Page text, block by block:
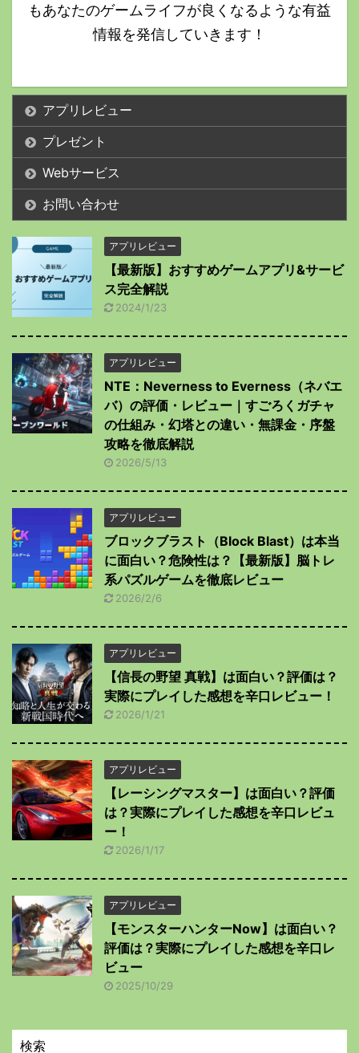
もあなたのゲームライフが良くなるような有益
情報を発信していきます！
アプリレビュー
プレゼント
Webサービス
お問い合わせ
アプリレビュー
【最新版】おすすめゲームアプリ&サービ
ス完全解説
2024/1/23
アプリレビュー
NTE：Neverness to Everness（ネバエ
バ）の評価・レビュー｜すごろくガチャ
の仕組み・幻塔との違い・無課金・序盤
攻略を徹底解説
2026/5/13
アプリレビュー
ブロックブラスト（Block Blast）は本当
に面白い？危険性は？【最新版】脳トレ
系パズルゲームを徹底レビュー
2026/2/6
アプリレビュー
【信長の野望 真戦】は面白い？評価は？
実際にプレイした感想を辛口レビュー！
2026/1/21
アプリレビュー
【レーシングマスター】は面白い？評価
は？実際にプレイした感想を辛口レビュ
ー！
2026/1/17
アプリレビュー
【モンスターハンターNow】は面白い？
評価は？実際にプレイした感想を辛口レ
ビュー
2025/10/29
検索